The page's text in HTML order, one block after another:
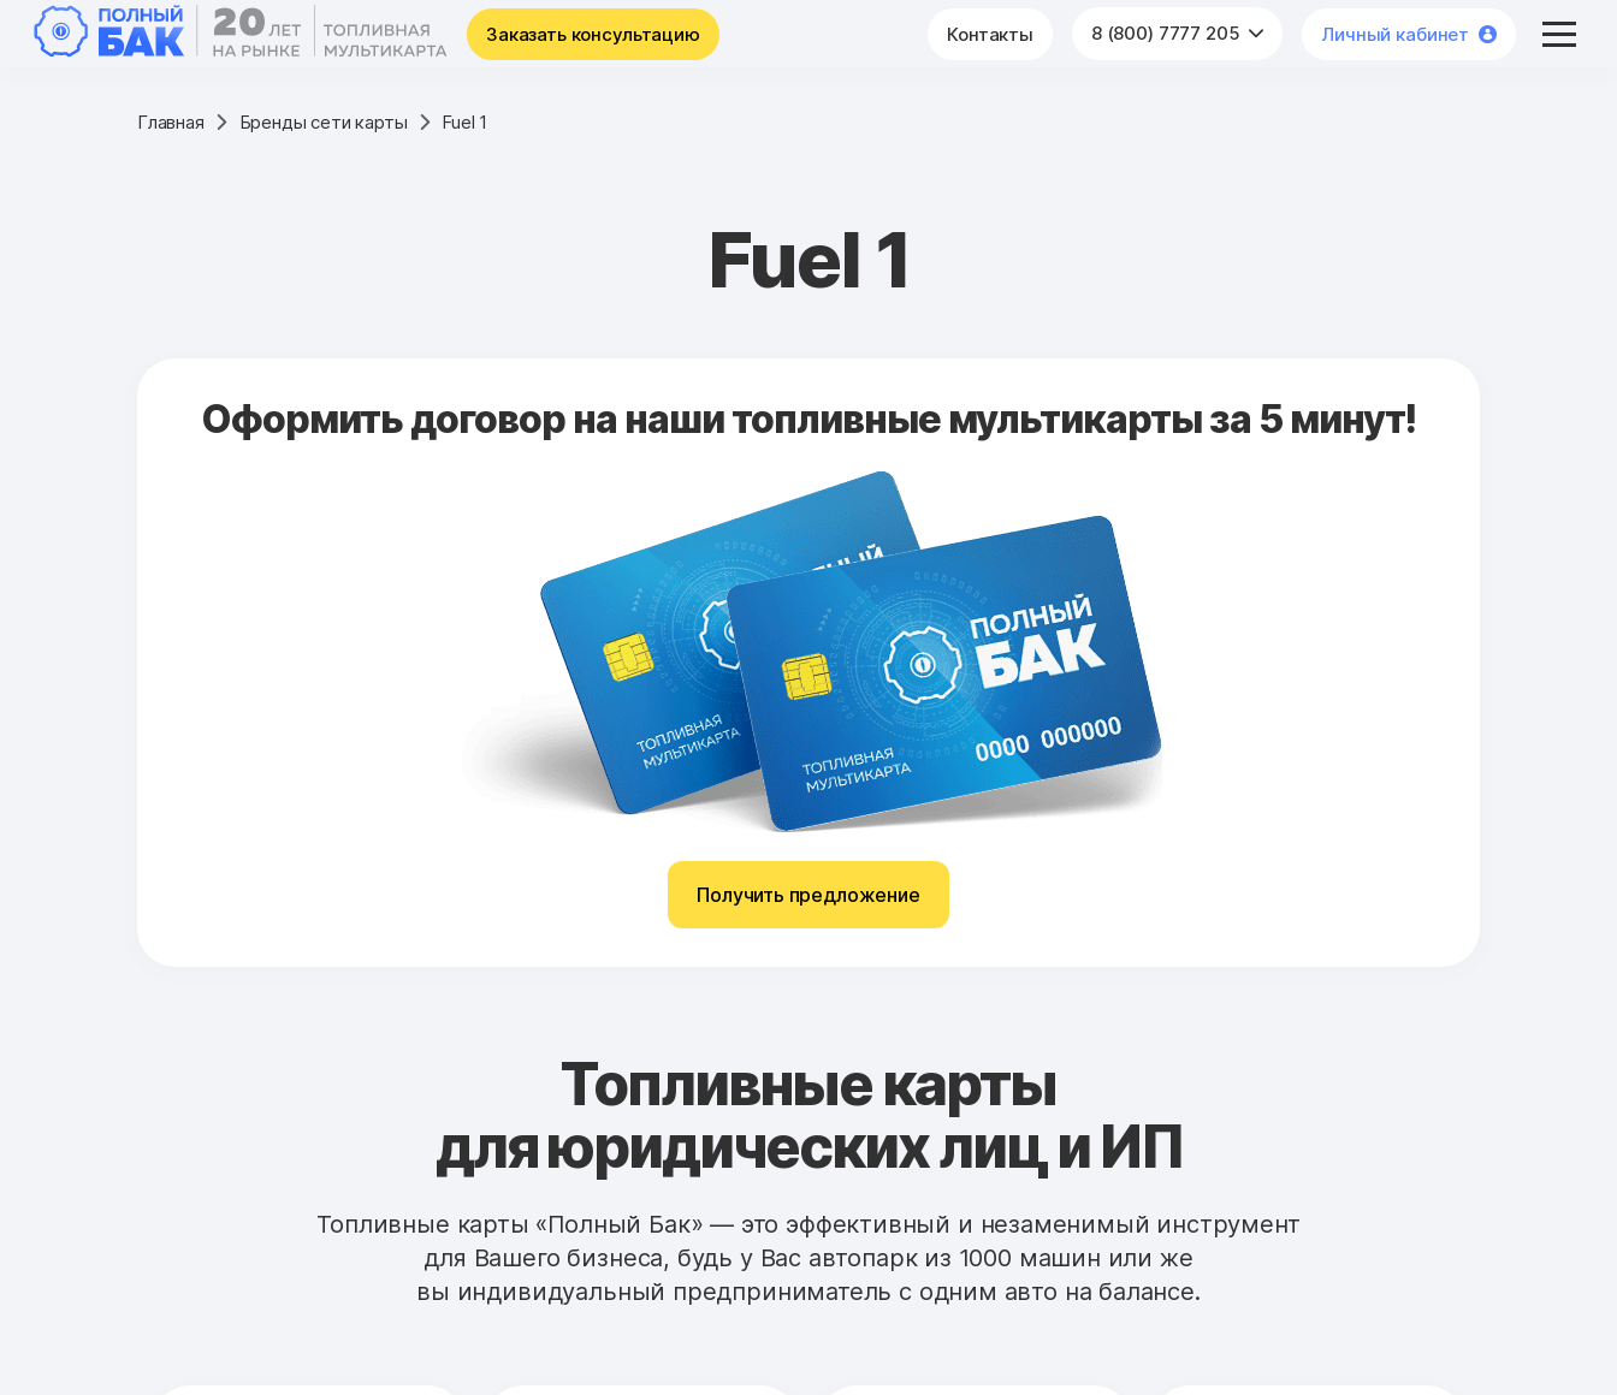
Заказать консультацию Контакты 8 (800) 7777 205 Личный кабинет
Главная Бренды сети карты Fuel 1
Fuel 1
Оформить договор на наши топливные мультикарты за 5 минут!
Получить предложение
Топливные карты
для юридических лиц и ИП
Топливные карты «Полный Бак» — это эффективный и незаменимый инструмент
для Вашего бизнеса, будь у Вас автопарк из 1000 машин или же
вы индивидуальный предприниматель с одним авто на балансе.